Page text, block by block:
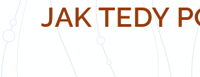
JAK TEDY